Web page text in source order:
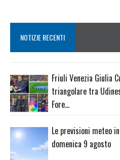
NOTIZIE RECENTI
Friuli Venezia Giulia
triangolare tra
Fore…
Le previsioni meteo
domenica 9 agosto